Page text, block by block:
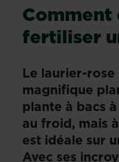
fertiliser
Le laurier-
magnifique
plante à bacs
au froid, mais
est idéale sur
Avec ses